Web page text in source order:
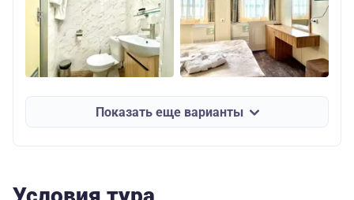
Показать еще варианты